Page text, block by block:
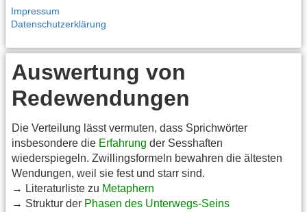
Impressum
Datenschutzerklärung
Auswertung von
Redewendungen
Die Verteilung lässt vermuten, dass Sprichwörter
insbesondere die Erfahrung der Sesshaften
wiederspiegeln. Zwillingsformeln bewahren die ältesten
Wendungen, weil sie fest und starr sind.
→ Literaturliste zu Metaphern
→ Struktur der Phasen des Unterwegs-Seins